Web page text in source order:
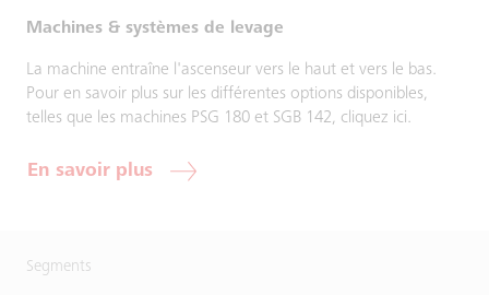
Machines & systèmes de levage
La machine entraîne l'ascenseur vers le haut et vers le bas.
Pour en savoir plus sur les différentes options disponibles,
telles que les machines PSG 180 et SGB 142, cliquez ici.
En savoir plus
Segments